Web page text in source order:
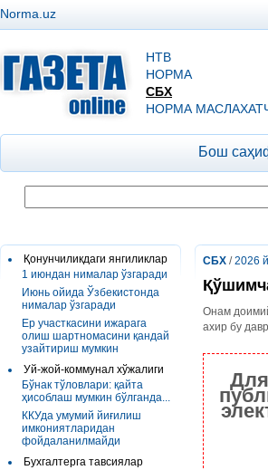
Norma.uz
НТВ
НОРМА
СБХ
НОРМА
Бош
Қонунчиликдаги янгиликлар
1 июндан нималар ўзгаради
Июнь ойида Ўзбекистонда
нималар ўзгаради
Ер участкасини ижарага
олиш шартномасини қандай
узайтириш мумкин
Уй-жой-коммунал хўжалиги
Бўнак тўловлари: қайта
ҳисоблаш мумкин бўлганда...
ККУда умумий йиғилиш
имкониятларидан
фойдаланилмайди
Бухгалтерга тавсиялар
СБХ /2026
Онам
ахир бу